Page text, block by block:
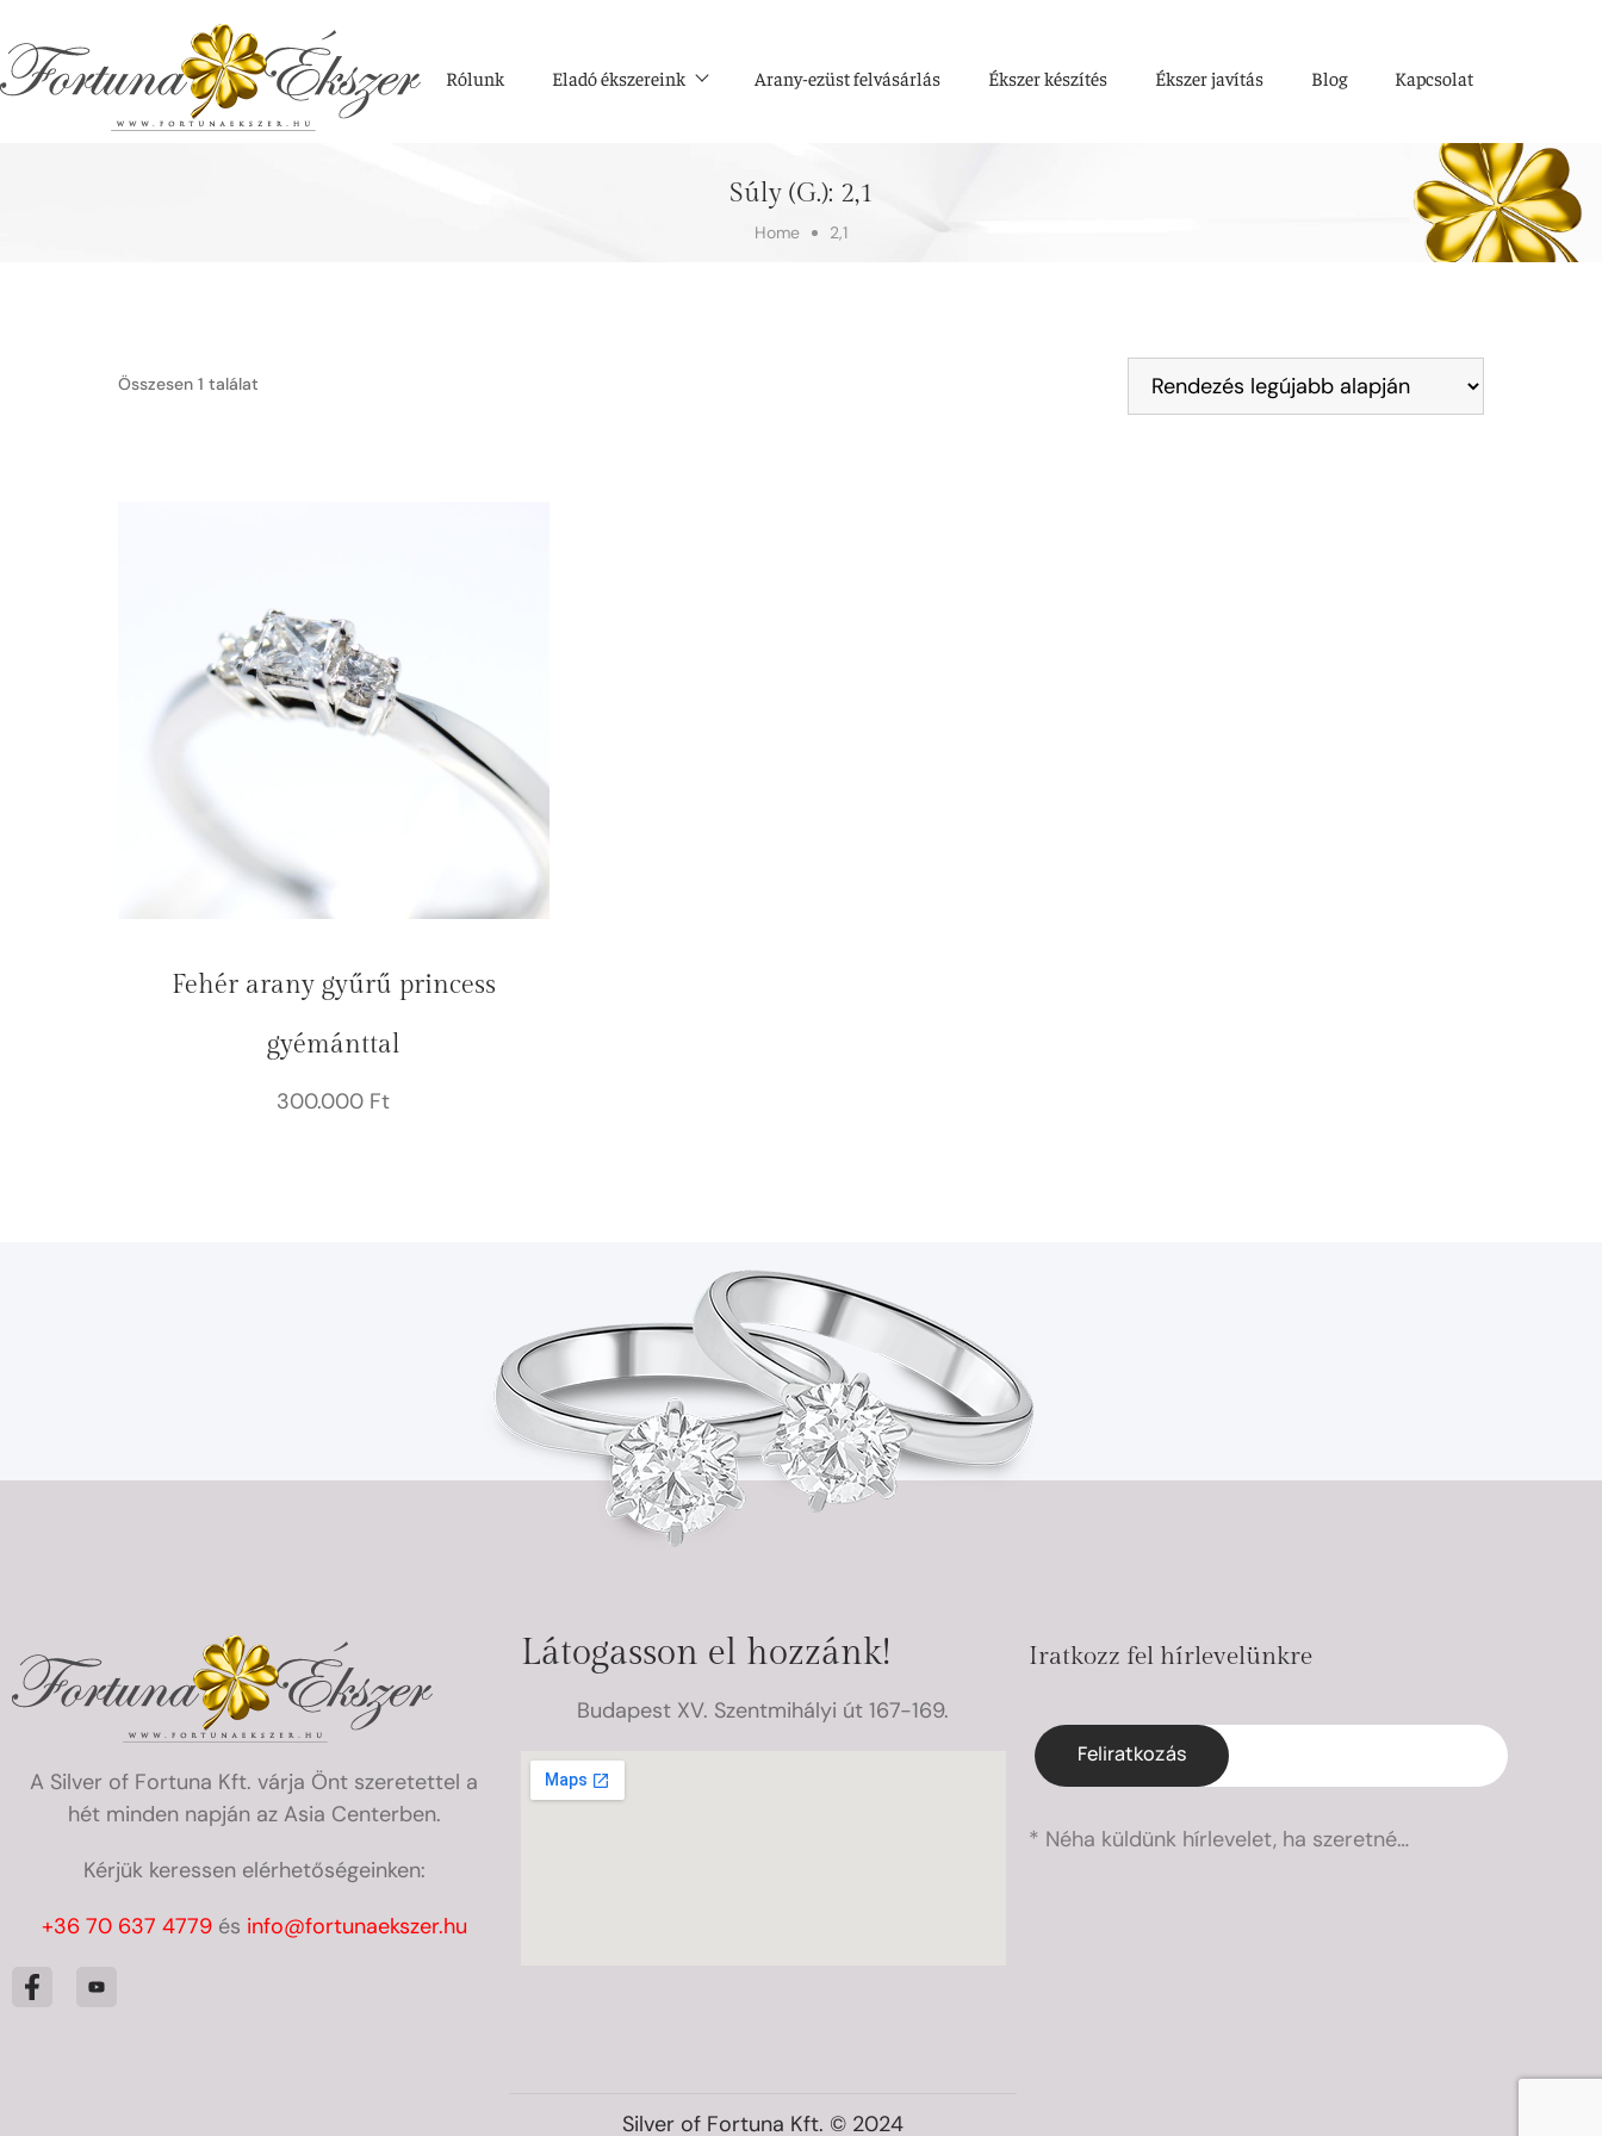
Rólunk Eladó ékszereink Arany-ezüst felvásárlás Ékszer készítés Ékszer javítás Blog Kapcsolat
Súly (g.): 2,1
Home 2,1
Összesen 1 találat
Fehér arany gyűrű princess
gyémánttal
300.000 Ft
A Silver of Fortuna Kft. várja Önt szeretettel a
hét minden napján az Asia Centerben.
Kérjük keressen elérhetőségeinken:
+36 70 637 4779és info@fortunaekszer.hu
Látogasson el hozzánk!
Budapest XV. Szentmihályi út 167-169.
Iratkozz fel hírlevelünkre
Feliratkozás
* Néha küldünk hírlevelet, ha szeretné…
Silver of Fortuna Kft. © 2024